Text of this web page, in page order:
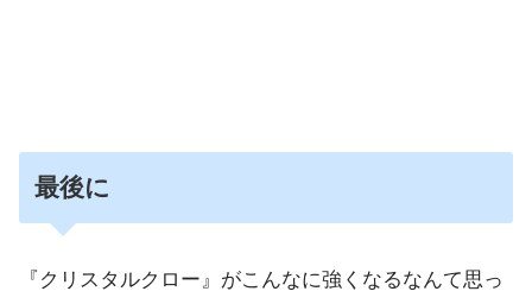
最後に
『クリスタルクロー』がこんなに強くなるなんて思っ